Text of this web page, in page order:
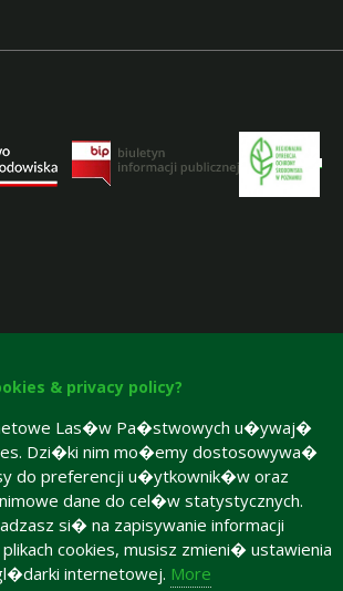
& privacy policy?
Las�w Pa�stwowych u�ywaj�
Dzi�ki nim mo�emy dostosowywa�
do preferencji u�ytkownik�w oraz
dane do cel�w statystycznych.
si� na zapisywanie informacji
cookies, musisz zmieni� ustawienia
internetowej. More